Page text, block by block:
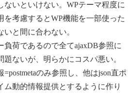
ないといけない。WPテーマ程度に
を考慮するとWP機能を一部使った
と間に合わない。
負荷であるので全てajaxDB参照に
ないが、明らかにコスパ悪い。
のみ参照し、他はjson直ポ
ム動的情報提供とするように作り